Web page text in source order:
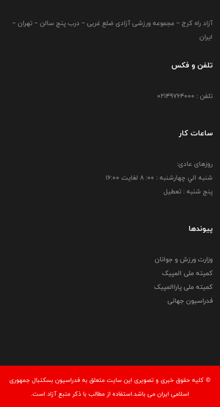
آزاد راه کرج – مجموعه ورزشی آزادی ضلع غربی – درب پنج سالن – تهران –
ایران
تلفن و فکس
تلفن : 02149764000
ساعات کار
روزهای عادی:
شنبه الي چهارشنبه : 00: 8 لغايت 16:00
پنج شنبه : تعطیل
پیوندها
وزارت ورزش و جوانان
کمیته ملی المپیک
کمیته ملی پاراالمپیک
فدراسیون جهانی
© کليه حقوق خبری و تصويری اين سايت متعلق به فدراسیون بسکتبال جمهوری
اسلامی ایران می باشد.استفاده از مطالب با ذكر منبع آزاد است.